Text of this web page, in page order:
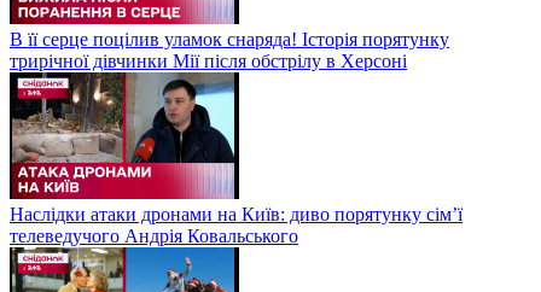
В її серце поцілив уламок снаряда! Історія порятунку
трирічної дівчинки Мії після обстрілу в Херсоні
Наслідки атаки дронами на Київ: диво порятунку сім’ї
телеведучого Андрія Ковальського